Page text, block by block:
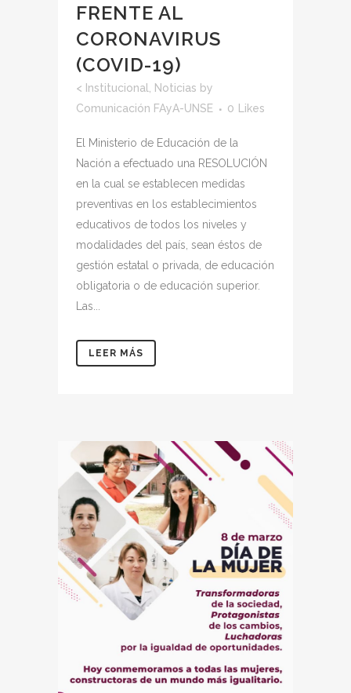
FRENTE AL
CORONAVIRUS
(COVID-19)
< Institucional Noticias by
Comunicación FAyA-UNSE
0 Likes
El Ministerio de Educación de la
Nación a efectuado una RESOLUCIÓN
en la cual se establecen medidas
preventivas en los establecimientos
educativos de todos los niveles y
modalidades del país, sean éstos de
gestión estatal o privada, de educación
obligatoria o de educación superior.
Las...
LEER MÁS